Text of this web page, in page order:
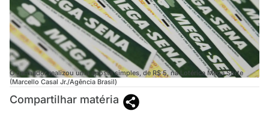
O ganhador realizou uma aposta simples, de R$ 5, na Lotérica Mega Sorte
(Marcello Casal Jr./Agência Brasil)
Compartilhar matéria